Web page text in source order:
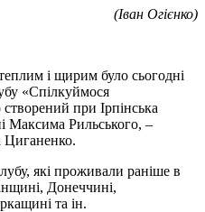
(Іван Огієнко)
і щирим було сьогодні
«Спілкуймося
при Ірпінська
Максима Рильського, –
Циганенко.
які проживали раніше в
Донеччині,
та ін.